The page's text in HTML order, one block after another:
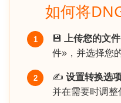
如何将
1 💾 上传您的文
件»，并选择您
2 ✍️ 设置转换选
并在需要时调整